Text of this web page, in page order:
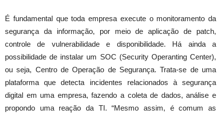
É fundamental que toda empresa execute o monitoramento da
segurança da informação, por meio de aplicação de patch,
controle de vulnerabilidade e disponibilidade. Há ainda a
possibilidade de instalar um SOC (Security Operanting Center),
ou seja, Centro de Operação de Segurança. Trata-se de uma
plataforma que detecta incidentes relacionados à segurança
digital em uma empresa, fazendo a coleta de dados, análise e
propondo uma reação da TI. “Mesmo assim, é comum as